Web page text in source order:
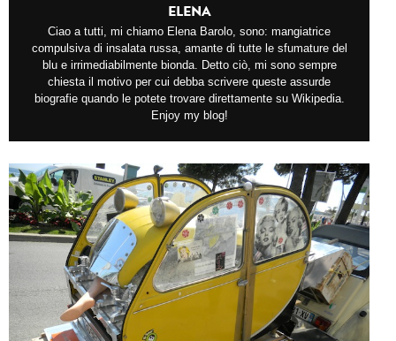
ELENA
Ciao a tutti, mi chiamo Elena Barolo, sono: mangiatrice
compulsiva di insalata russa, amante di tutte le sfumature del
blu e irrimediabilmente bionda. Detto ciò, mi sono sempre
chiesta il motivo per cui debba scrivere queste assurde
biografie quando le potete trovare direttamente su Wikipedia.
Enjoy my blog!